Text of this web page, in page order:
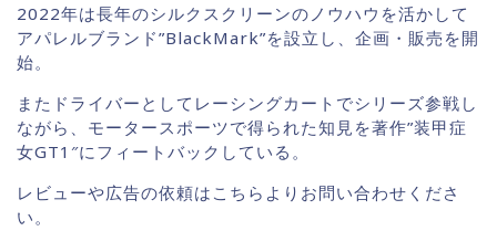
2022年は長年のシルクスクリーンのノウハウを活かして
アパレルブランド”BlackMark”を設立し、企画・販売を開
始。
またドライバーとしてレーシングカートでシリーズ参戦し
ながら、モータースポーツで得られた知見を著作”装甲症
女GT1″にフィートバックしている。
レビューや広告の依頼はこちらよりお問い合わせくださ
い。